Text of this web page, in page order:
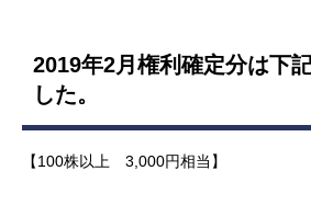
2019年2月権利確定分は下
した。
【100株以上 3,000円相当】